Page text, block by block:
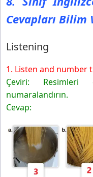
Cevapları Bilim
Listening
1. Listen and number
Çeviri:
numaralandırın.
Cevap: